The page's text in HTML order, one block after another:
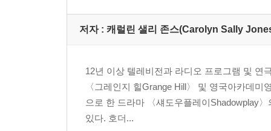
저자 : 캐럴린 샐리 존스(Carolyn Sally
12년 이상 텔레비전과 라디오 프로그램 및 연
〈그레인지 힐Grange Hill〉 및 영국아카데
으로 한 드라마 〈섀도우플레이Shadowplay
있다. 호더...